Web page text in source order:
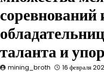
соревнований
таланта и
mining_broth 16 февраля